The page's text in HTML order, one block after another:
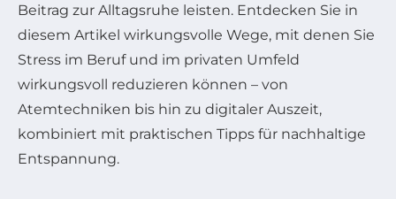
Beitrag zur Alltagsruhe leisten. Entdecken Sie in
diesem Artikel wirkungsvolle Wege, mit denen Sie
Stress im Beruf und im privaten Umfeld
wirkungsvoll reduzieren können – von
Atemtechniken bis hin zu digitaler Auszeit,
kombiniert mit praktischen Tipps für nachhaltige
Entspannung.